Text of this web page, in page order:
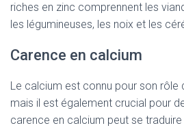
riches en zinc comprennent les
les légumineuses, les noix et les
Carence en calcium
Le calcium est connu pour son rôle
mais il est également crucial pour
carence en calcium peut se